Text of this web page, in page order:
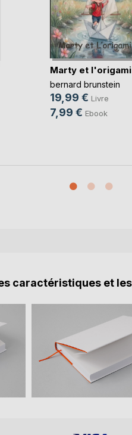
Marty et l'origami
bernard brunstein
19,99 € Livre
7,99 € Ebook
caractéristiques et